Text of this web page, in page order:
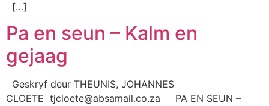
[…]
Pa en seun – Kalm en
gejaag
Geskryf deur THEUNIS, JOHANNES
CLOETE tjcloete@absamail.co.za PA EN SEUN –